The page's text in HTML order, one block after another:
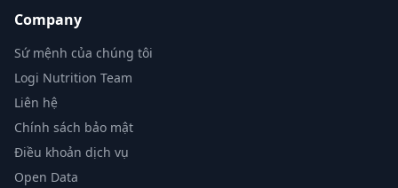
Company
Sứ mệnh của chúng tôi
Logi Nutrition Team
Liên hệ
Chính sách bảo mật
Điều khoản dịch vụ
Open Data